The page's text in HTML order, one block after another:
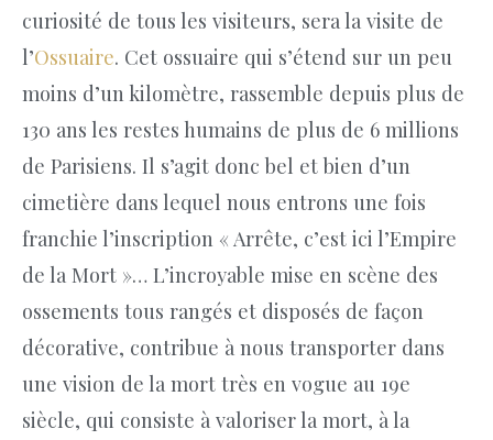
curiosité de tous les visiteurs, sera la visite de
l’Ossuaire. Cet ossuaire qui s’étend sur un peu
moins d’un kilomètre, rassemble depuis plus de
130 ans les restes humains de plus de 6 millions
de Parisiens. Il s’agit donc bel et bien d’un
cimetière dans lequel nous entrons une fois
franchie l’inscription « Arrête, c’est ici l’Empire
de la Mort »… L’incroyable mise en scène des
ossements tous rangés et disposés de façon
décorative, contribue à nous transporter dans
une vision de la mort très en vogue au 19e
siècle, qui consiste à valoriser la mort, à la